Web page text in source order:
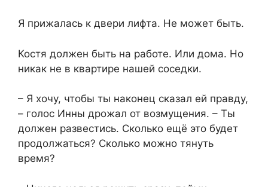
Я прижалась к двери лифта. Не может быть.
Костя должен быть на работе. Или дома. Но
никак не в квартире нашей соседки.
– Я хочу, чтобы ты наконец сказал ей правду,
– голос Инны дрожал от возмущения. – Ты
должен развестись. Сколько ещё это будет
продолжаться? Сколько можно тянуть
время?